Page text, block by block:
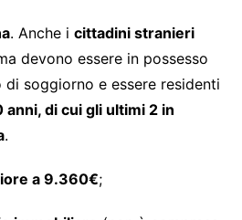
. Anche i cittadini stranieri
devono essere in possesso
soggiorno e essere residenti
anni, di cui gli ultimi 2 in
.
a 9.360€;